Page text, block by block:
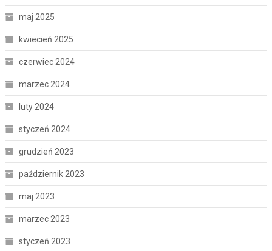
maj 2025
kwiecień 2025
czerwiec 2024
marzec 2024
luty 2024
styczeń 2024
grudzień 2023
październik 2023
maj 2023
marzec 2023
styczeń 2023